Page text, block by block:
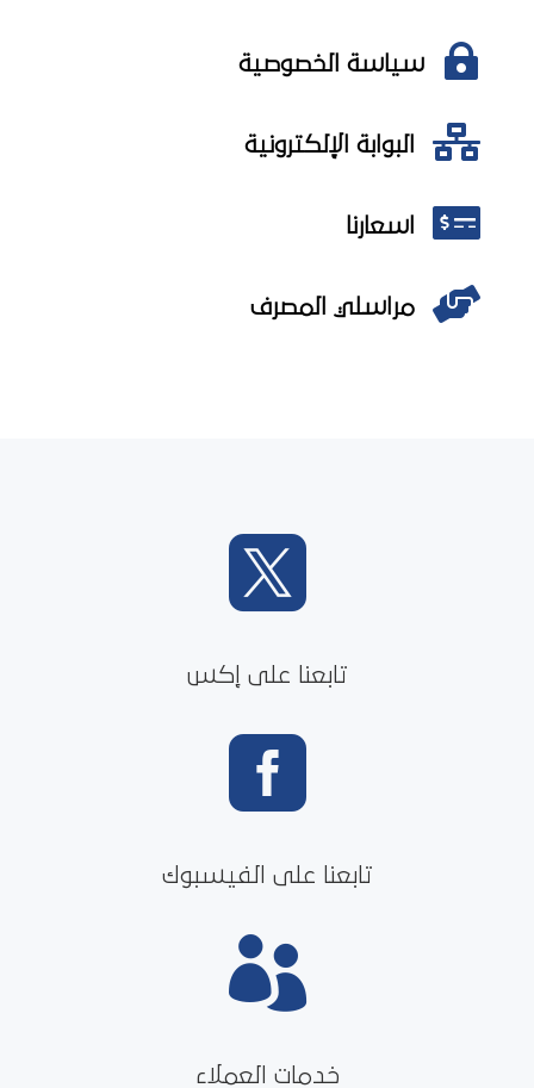
 سياسة الخصوصية
 البوابة الإلكترونية
 اسعارنا
 مراسلي المصرف

تابعنا على إكس

تابعنا على الفيسبوك

خدمات العملاء